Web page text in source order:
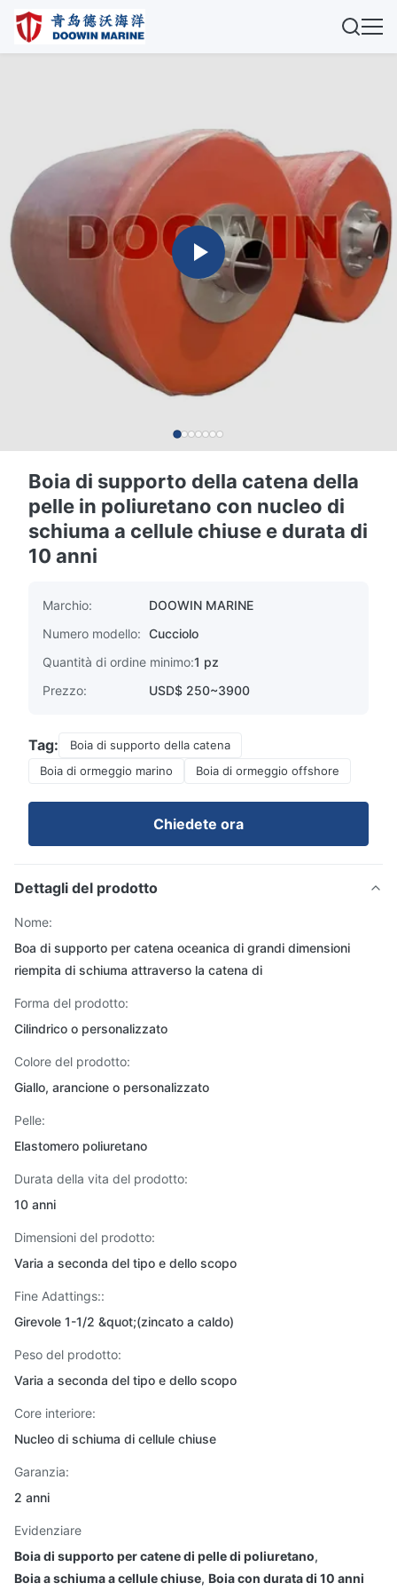
Boia di supporto della catena della
pelle in poliuretano con nucleo di
schiuma a cellule chiuse e durata di
10 anni
Marchio:
DOOWIN MARINE
Numero modello: Cucciolo
Quantità di ordine minimo:1 pz
Prezzo:
USD$ 250~3900
Tag:
Boia di supporto della catena
Boia di ormeggio marino
Boia di ormeggio offshore
Chiedete ora
Dettagli del prodotto
Nome:
Boa di supporto per catena oceanica di grandi dimensioni
riempita di schiuma attraverso la catena di
Forma del prodotto:
Cilindrico o personalizzato
Colore del prodotto:
Giallo, arancione o personalizzato
Pelle:
Elastomero poliuretano
Durata della vita del prodotto:
10 anni
Dimensioni del prodotto:
Varia a seconda del tipo e dello scopo
Fine Adattings::
Girevole 1-1/2 &quot;(zincato a caldo)
Peso del prodotto:
Varia a seconda del tipo e dello scopo
Core interiore:
Nucleo di schiuma di cellule chiuse
Garanzia:
2 anni
Evidenziare
Boia di supporto per catene di pelle di poliuretano,
Boia a schiuma a cellule chiuse, Boia con durata di 10 anni